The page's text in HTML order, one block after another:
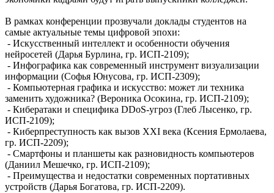
В рамках конференции прозвучали доклады студентов на
самые актуальные темы цифровой эпохи:
- Искусственный интеллект и особенности обучения
нейросетей (Дарья Бурлина, гр. ИСП-2109);
- Инфографика как современный инструмент визуализации
информации (Софья Юнусова, гр. ИСП-2309);
- Компьютерная графика и искусство: может ли техника
заменить художника? (Вероника Осокина, гр. ИСП-2109);
- Кибератаки и специфика DDoS-угроз (Глеб Лысенко, гр.
ИСП-2109);
- Киберпреступность как вызов XXI века (Ксения Ермолаева,
гр. ИСП-2209);
- Смартфоны и планшеты как разновидность компьютеров
(Даниил Мешечко, гр. ИСП-2109);
- Преимущества и недостатки современных портативных
устройств (Дарья Богатова, гр. ИСП-2209).